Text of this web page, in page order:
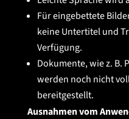
Für eingebettete
keine Untertitel und
Verfügung.
Dokumente, wie z. B.
werden noch nicht
bereitgestellt.
Ausnahmen vom